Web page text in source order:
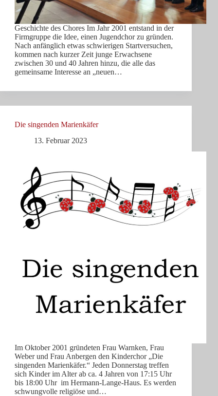
Geschichte des Chores Im Jahr 2001 entstand in der
Firmgruppe die Idee, einen Jugendchor zu gründen.
Nach anfänglich etwas schwierigen Startversuchen,
kommen nach kurzer Zeit junge Erwachsene
zwischen 30 und 40 Jahren hinzu, die alle das
gemeinsame Interesse an „neuen…
Die singenden Marienkäfer
13. Februar 2023
Im Oktober 2001 gründeten Frau Warnken, Frau
Weber und Frau Anbergen den Kinderchor „Die
singenden Marienkäfer.“ Jeden Donnerstag treffen
sich Kinder im Alter ab ca. 4 Jahren von 17:15 Uhr
bis 18:00 Uhr im Hermann-Lange-Haus. Es werden
schwungvolle religiöse und…